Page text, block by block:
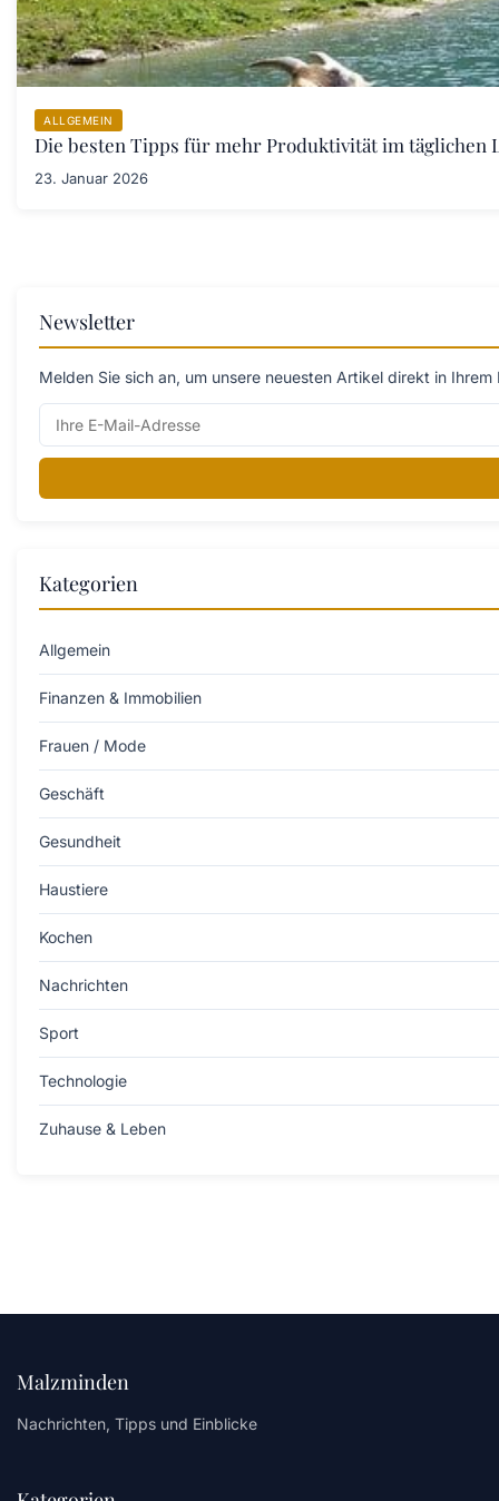
ALLGEMEIN
Die besten Tipps für mehr Produktivität im täglichen
23. Januar 2026
Newsletter
Melden Sie sich an, um unsere neuesten Artikel direkt in
Kategorien
Allgemein
Finanzen & Immobilien
Frauen / Mode
Geschäft
Gesundheit
Haustiere
Kochen
Nachrichten
Sport
Technologie
Zuhause & Leben
Malzminden
Nachrichten, Tipps und Einblicke